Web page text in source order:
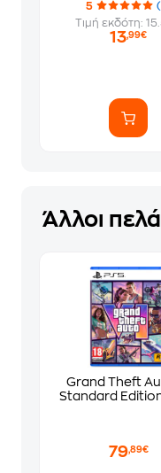
5
Τιμή εκδότη:
13,99€
Άλλοι
Grand Theft
Standard
79,89€